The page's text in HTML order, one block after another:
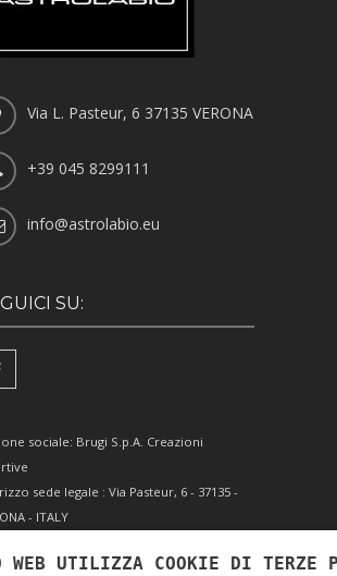
Via L. Pasteur, 6 37135 VERONA
+39 045 8299111
info@astrolabio.eu
SU:
sociale: Brugi S.p.A. Creazioni
sede legale : Via Pasteur, 6 - 37135 -
- ITALY
Fiscale e Iscrizione Reg. Impr. Verona
WEB UTILIZZA COOKIE DI TERZE